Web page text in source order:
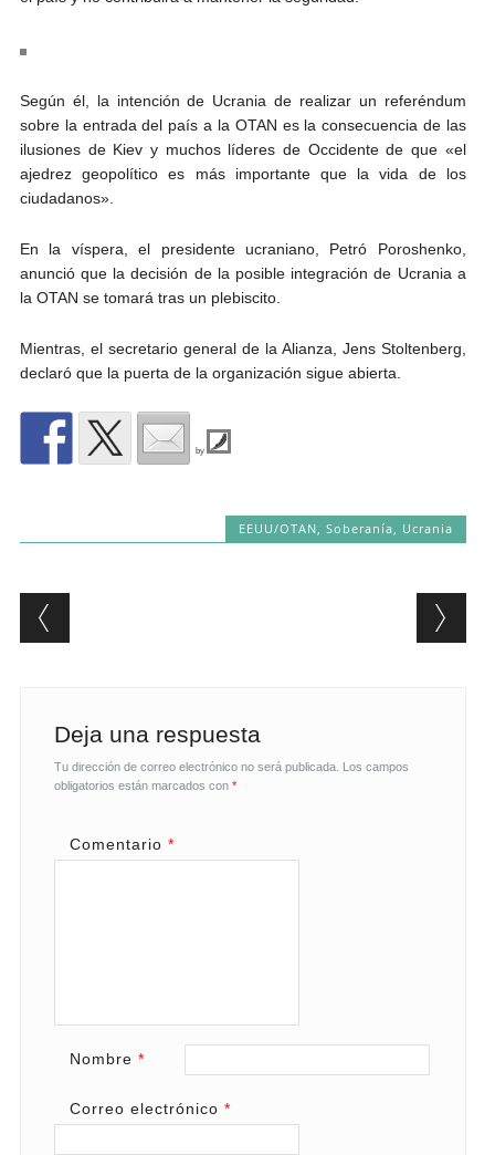
Según él, la intención de Ucrania de realizar un referéndum
sobre la entrada del país a la OTAN es la consecuencia de las
ilusiones de Kiev y muchos líderes de Occidente de que «el
ajedrez geopolítico es más importante que la vida de los
ciudadanos».
En la víspera, el presidente ucraniano, Petró Poroshenko,
anunció que la decisión de la posible integración de Ucrania a
la OTAN se tomará tras un plebiscito.
Mientras, el secretario general de la Alianza, Jens Stoltenberg,
declaró que la puerta de la organización sigue abierta.
by
EEUU/OTAN Soberanía Ucrania
Post navigation
Deja una respuesta
Tu dirección de correo electrónico no será publicada. Los campos
obligatorios están marcados con *
Comentario *
Nombre *
Correo electrónico *